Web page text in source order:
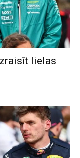
lielas